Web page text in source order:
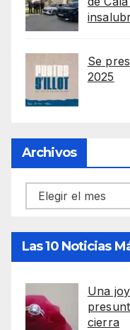
Se
2025
Archivos
Archivos
Las 10 Noticias
Una
cierra